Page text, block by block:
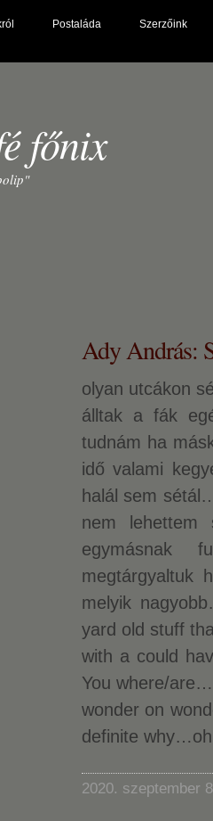
Postaláda Szerzőink
főnix
Ady András:
olyan utcákon
álltak a fák
tudnám ha
idő valami
halál sem
nem lehettem
egymásnak
megtárgyaltuk
melyik
yard old stuff
with a could
You where/
wonder on
definite
2020. szeptember